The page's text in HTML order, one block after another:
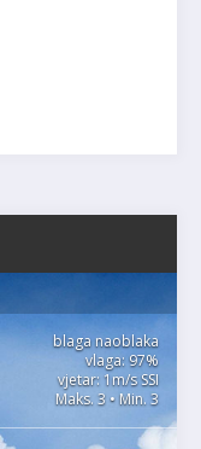
blaga naoblaka
vlaga: 97%
vjetar: 1m/s SSI
Maks. 3 • Min. 3